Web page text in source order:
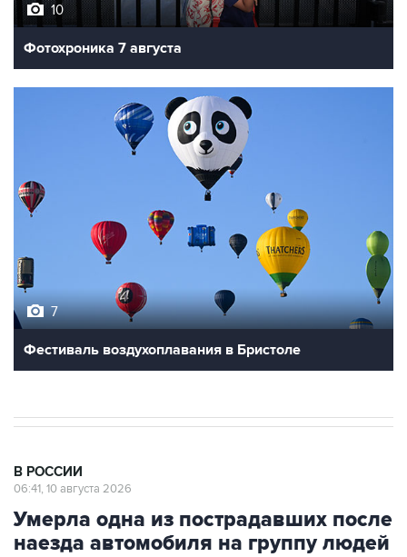
Фотохроника 7 августа
Фестиваль воздухоплавания в Бристоле
Умерла одна из пострадавших после
наезда автомобиля на группу людей
в Омске